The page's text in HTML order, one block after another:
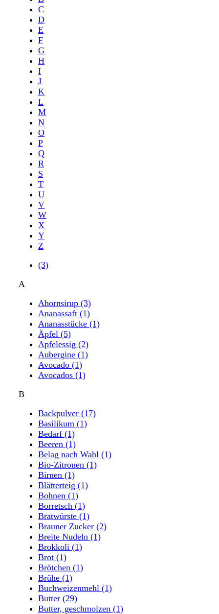
C
D
E
F
G
H
I
J
K
L
M
N
O
P
Q
R
S
T
U
V
W
X
Y
Z
(3)
A
Ahornsirup (3)
Ananassaft (1)
Ananasstücke (1)
Äpfel (5)
Apfelessig (2)
Aubergine (1)
Avocado (1)
Avocados (1)
B
Backpulver (17)
Basilikum (1)
Bedarf (1)
Beeren (1)
Belag nach Wahl (1)
Bio-Zitronen (1)
Birnen (1)
Blätterteig (1)
Bohnen (1)
Borretsch (1)
Bratwürste (1)
Brauner Zucker (2)
Breite Nudeln (1)
Brokkoli (1)
Brot (1)
Brötchen (1)
Brühe (1)
Buchweizenmehl (1)
Butter (29)
Butter, geschmolzen (1)